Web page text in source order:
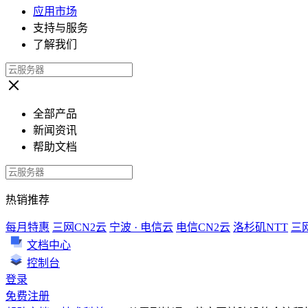
应用市场
支持与服务
了解我们
全部产品
新闻资讯
帮助文档
热销推荐
每月特惠 三网CN2云 宁波 · 电信云 电信CN2云 洛杉矶NTT 三
文档中心
控制台
登录
免费注册